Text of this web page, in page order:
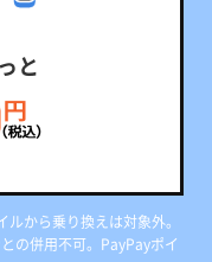
と
から乗り換えは対象外。
の併用不可。PayPayポイ